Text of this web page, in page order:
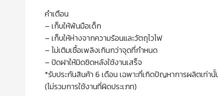
คำเตือน
– เก็บให้พ้นมือเด็ก
– เก็บให้ห่างจากความร้อนและวัตถุไวไฟ
– ไม่เติมเชื้อเพลิงเกินกว่าจุดที่กำหนด
– ปิดฝาให้มิดชิดหลังใช้งานเสร็จ
*รับประกันสินค้า 6 เดือน เฉพาะที่เกิดปัญหาการผลิตเท่านั้
(ไม่รวมการใช้งานที่ผิดประเภท)